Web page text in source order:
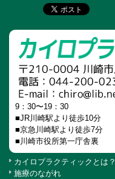
9：30〜19：30
■JR川崎駅より徒歩10分
■京急川崎駅より徒歩7分
■川崎市役所第一庁舎裏
カイロプラクティックとは？
施療のながれ